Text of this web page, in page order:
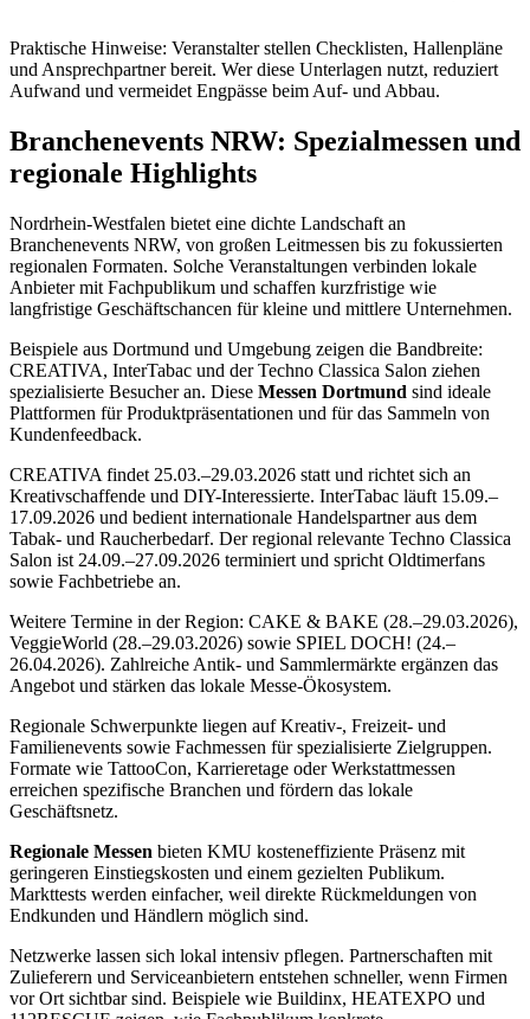
Praktische Hinweise: Veranstalter stellen Checklisten, Hallenpläne
und Ansprechpartner bereit. Wer diese Unterlagen nutzt, reduziert
Aufwand und vermeidet Engpässe beim Auf- und Abbau.
Branchenevents NRW: Spezialmessen und
regionale Highlights
Nordrhein-Westfalen bietet eine dichte Landschaft an
Branchenevents NRW, von großen Leitmessen bis zu fokussierten
regionalen Formaten. Solche Veranstaltungen verbinden lokale
Anbieter mit Fachpublikum und schaffen kurzfristige wie
langfristige Geschäftschancen für kleine und mittlere Unternehmen.
Beispiele aus Dortmund und Umgebung zeigen die Bandbreite:
CREATIVA, InterTabac und der Techno Classica Salon ziehen
spezialisierte Besucher an. Diese Messen Dortmund sind ideale
Plattformen für Produktpräsentationen und für das Sammeln von
Kundenfeedback.
CREATIVA findet 25.03.–29.03.2026 statt und richtet sich an
Kreativschaffende und DIY-Interessierte. InterTabac läuft 15.09.–
17.09.2026 und bedient internationale Handelspartner aus dem
Tabak- und Raucherbedarf. Der regional relevante Techno Classica
Salon ist 24.09.–27.09.2026 terminiert und spricht Oldtimerfans
sowie Fachbetriebe an.
Weitere Termine in der Region: CAKE & BAKE (28.–29.03.2026),
VeggieWorld (28.–29.03.2026) sowie SPIEL DOCH! (24.–
26.04.2026). Zahlreiche Antik- und Sammlermärkte ergänzen das
Angebot und stärken das lokale Messe-Ökosystem.
Regionale Schwerpunkte liegen auf Kreativ-, Freizeit- und
Familienevents sowie Fachmessen für spezialisierte Zielgruppen.
Formate wie TattooCon, Karrieretage oder Werkstattmessen
erreichen spezifische Branchen und fördern das lokale
Geschäftsnetz.
Regionale Messen bieten KMU kosteneffiziente Präsenz mit
geringeren Einstiegskosten und einem gezielten Publikum.
Markttests werden einfacher, weil direkte Rückmeldungen von
Endkunden und Händlern möglich sind.
Netzwerke lassen sich lokal intensiv pflegen. Partnerschaften mit
Zulieferern und Serviceanbietern entstehen schneller, wenn Firmen
vor Ort sichtbar sind. Beispiele wie Buildinx, HEATEXPO und